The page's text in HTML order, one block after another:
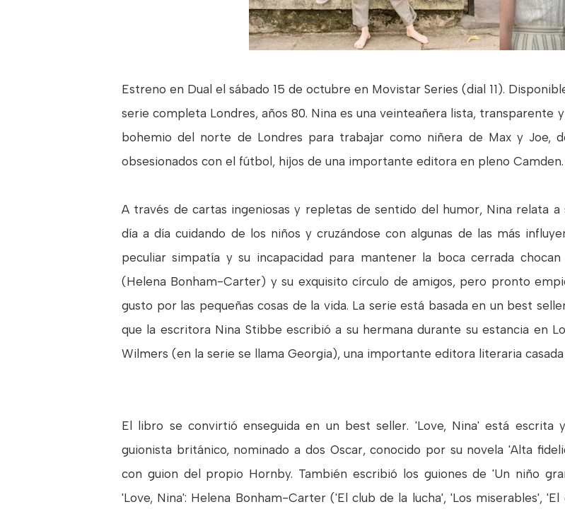
Estreno en Dual el sábado 15 de octubre en Movistar Series (dial 11).
serie completa Londres, años 80. Nina es una veinteañera lista, transparente
bohemio del norte de Londres para trabajar como niñera de Max y Joe,
obsesionados con el fútbol, hijos de una importante editora en pleno Camden.
A través de cartas ingeniosas y repletas de sentido del humor, Nina relata
día a día cuidando de los niños y cruzándose con algunas de las más
peculiar simpatía y su incapacidad para mantener la boca cerrada
(Helena Bonham-Carter) y su exquisito círculo de amigos, pero pronto
gusto por las pequeñas cosas de la vida. La serie está basada en un best
que la escritora Nina Stibbe escribió a su hermana durante su estancia en
Wilmers (en la serie se llama Georgia), una importante editora literaria
El libro se convirtió enseguida en un best seller. 'Love, Nina' está
guionista británico, nominado a dos Oscar, conocido por su novela 'Alta
con guion del propio Hornby. También escribió los guiones de 'Un niño
'Love, Nina': Helena Bonham-Carter ('El club de la lucha', 'Los miserables',